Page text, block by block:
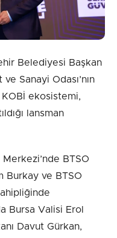
Belediyesi Başkan
Sanayi Odası’nın
ekosistemi,
lansman
BTSO
Burkay ve BTSO
Bursa Valisi Erol
Davut Gürkan,